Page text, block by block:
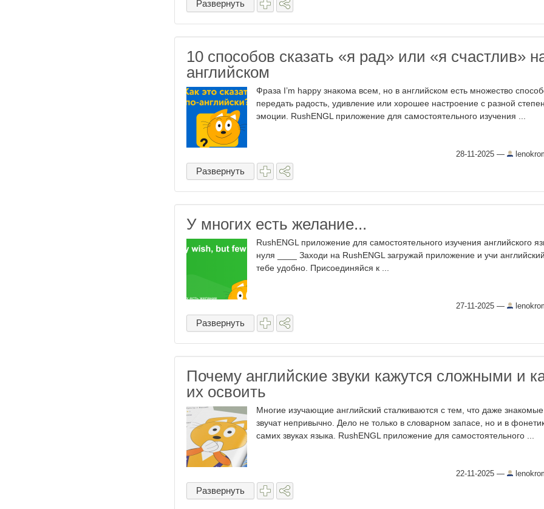
Развернуть
10 способов сказать «я рад» или «я счастлив»
английском
Фраза I’m happy знакома всем, но в английском есть множество
передать радость, удивление или хорошее настроение с разной
эмоции. RushENGL приложение для самостоятельного изучения ...
28-11-2025 —
Развернуть
У многих есть желание...
RushENGL приложение для самостоятельного изучения английского
нуля ____ Заходи на RushENGL загружай приложение и учи
тебе удобно. Присоединяйся к ...
27-11-2025 —
Развернуть
Почему английские звуки кажутся сложными и
их освоить
Многие изучающие английский сталкиваются с тем, что даже
звучат непривычно. Дело не только в словарном запасе, но и в
самих звуках языка. RushENGL приложение для самостоятельного ...
22-11-2025 —
Развернуть